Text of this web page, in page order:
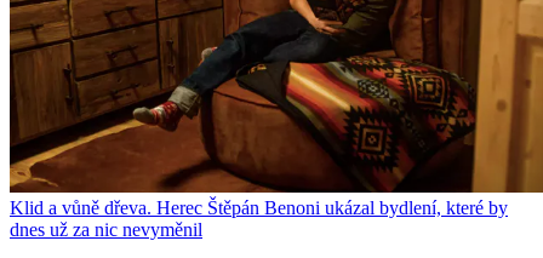
Klid a vůně dřeva. Herec Štěpán Benoni ukázal bydlení, které by
dnes už za nic nevyměnil